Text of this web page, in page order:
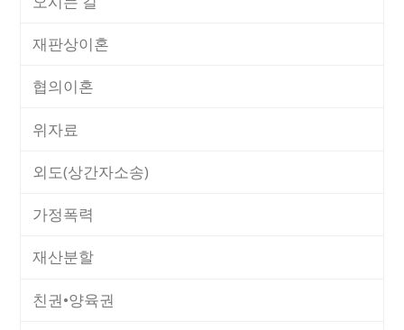
재판상이혼
협의이혼
위자료
외도(상간자소송)
가정폭력
재산분할
친권•양육권